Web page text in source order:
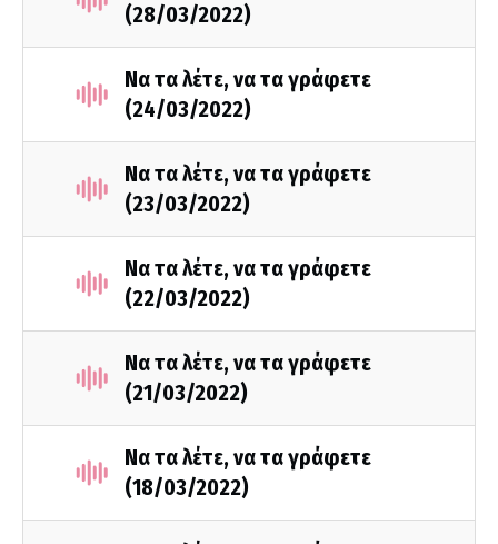
(28/03/2022)
Να τα λέτε, να τα γράφετε
(24/03/2022)
Να τα λέτε, να τα γράφετε
(23/03/2022)
Να τα λέτε, να τα γράφετε
(22/03/2022)
Να τα λέτε, να τα γράφετε
(21/03/2022)
Να τα λέτε, να τα γράφετε
(18/03/2022)